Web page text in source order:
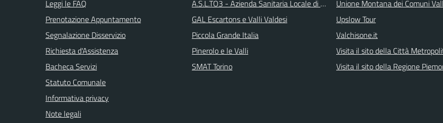
Leggi le FAQ
Prenotazione Appuntamento
Segnalazione Disservizio
Richiesta d'Assistenza
Bacheca Servizi
Statuto Comunale
Informativa privacy
Note legali
A.S.L.TO3 - Azienda Sanitaria Locale di Collegno e Pinerolo
GAL Escartons e Valli Valdesi
Piccola Grande Italia
Pinerolo e le Valli
SMAT Torino
Unione Montana dei Comuni
Upslow Tour
Valchisone.it
Visita il sito della Città
Visita il sito della Regione